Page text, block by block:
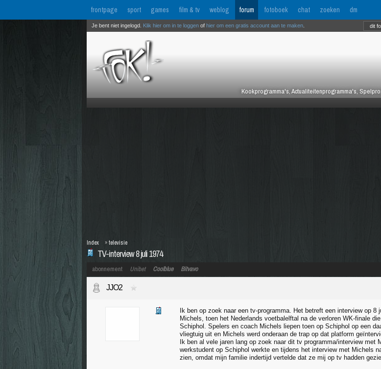
frontpage sport games film & tv weblog forum fotoboek chat zoeken dm
Kookprogramma's, Actualiteitenprogramma's,
Je bent niet ingelogd. Klik hier om in te loggen of hier om een gratis account aan te maken
TV-interview 8 juli 1974
Index »televisie
abonnement Unibet Coolblue Bitvavo
JJO2
Ik ben op zoek naar een tv-programma. Het betreft een interview op
Michels, toen het Nederlands voetbalelftal na de verloren WK-finale
Schiphol. Spelers en coach Michels liepen toen op Schiphol op een
vliegtuig uit en Michels werd onderaan de trap op dat platform
Ik ben al vele jaren lang op zoek naar dit tv programma/interview
werkstudent op Schiphol werkte en tijdens het interview met Michels
zien, omdat mijn familie indertijd vertelde dat ze mij op tv hadden